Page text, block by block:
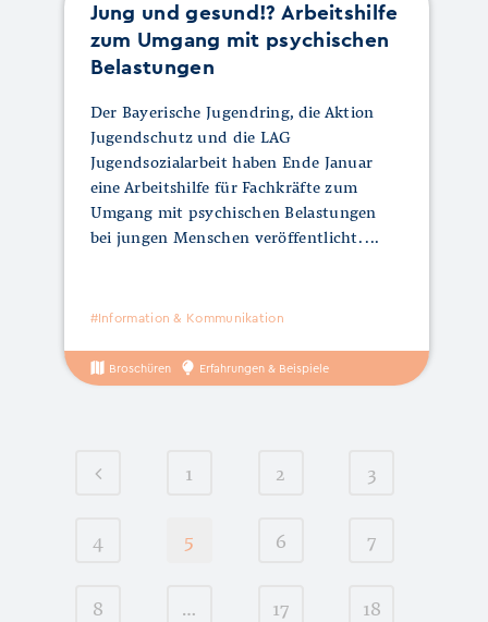
Jung und gesund!? Arbeitshilfe
zum Umgang mit psychischen
Belastungen
Der Bayerische Jugendring, die Aktion
Jugendschutz und die LAG
Jugendsozialarbeit haben Ende Januar
eine Arbeitshilfe für Fachkräfte zum
Umgang mit psychischen Belastungen
bei jungen Menschen veröffentlicht.
#Information & Kommunikation
Broschüren Erfahrungen & Beispiele
1 2 3
4 5 6 7
8 … 17 18